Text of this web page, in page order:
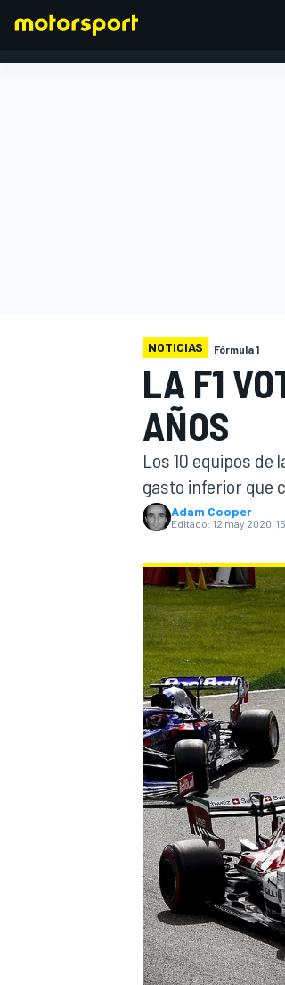
WEC
NOTICIAS Fórmula 1
LA F1
AÑOS
Los 10 equipos de
gasto inferior que
Adam Cooper
Editado: 12 may 2020,